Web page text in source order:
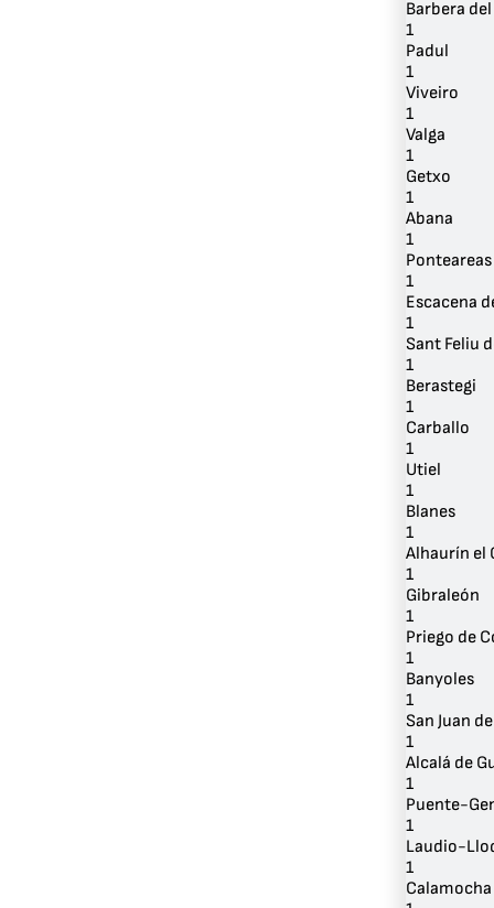
Barbera
1
Padul
1
Viveiro
1
Valga
1
Getxo
1
Abana
1
Ponteareas
1
Escacena
1
Sant Feliu
1
Berastegi
1
Carballo
1
Utiel
1
Blanes
1
Alhaurín el
1
Gibraleón
1
Priego de
1
Banyoles
1
San Juan
1
Alcalá de
1
Puente-
1
Laudio-
1
Calamocha